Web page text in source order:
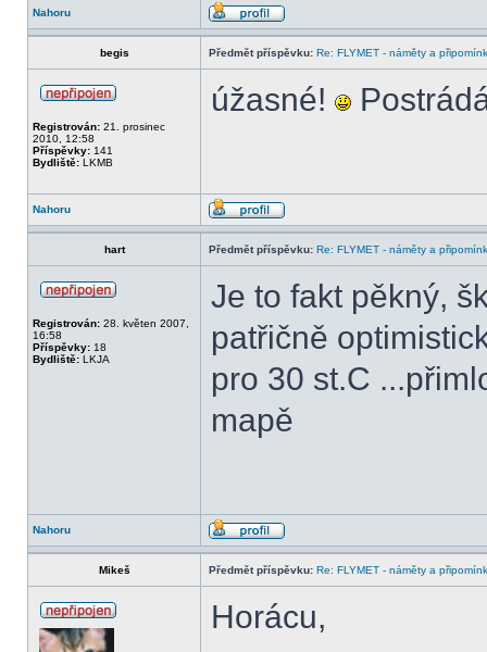
Nahoru
begis Předmět příspěvku: Re: FLYMET - náměty a
Registrován: 21. prosinec
2010, 12:58
Příspěvky: 141
Bydliště: LKMB
úžasné!
Nahoru
hart Předmět příspěvku: Re: FLYMET - náměty a
Registrován: 28. květen 2007,
16:58
Příspěvky: 18
Bydliště: LKJA
Je to fakt pěkný,
patřičně
pro 30 st.C
mapě
Nahoru
Mikeš Předmět příspěvku: Re: FLYMET - náměty a
Horácu,